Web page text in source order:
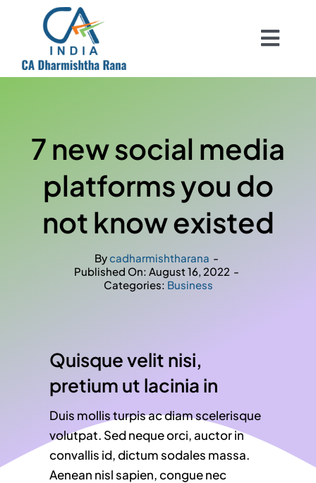
Home
Services
Clients
7 new social media
platforms you do
not know existed
Bycadharmishtharana -
Published On: August 16, 2022 -
Categories: Business
Quisque velit nisi,
pretium ut lacinia in
Duis mollis turpis ac diam scelerisque
volutpat. Sed neque orci, auctor in
convallis id, dictum sodales massa.
Aenean nisl sapien, congue nec